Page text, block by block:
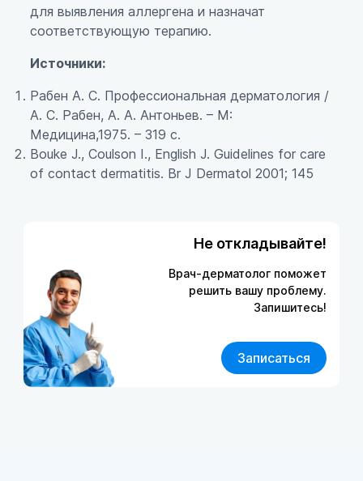
для выявления аллергена и назначат
соответствующую терапию.
Источники:
Рабен А. С. Профессиональная дерматология /
А. С. Рабен, А. А. Антоньев. – М:
Медицина,1975. – 319 с.
Bouke J., Coulson I., English J. Guidelines for care
of contact dermatitis. Br J Dermatol 2001; 145
Не откладывайте!
Врач-дерматолог поможет
решить вашу проблему.
Запишитесь!
Записаться